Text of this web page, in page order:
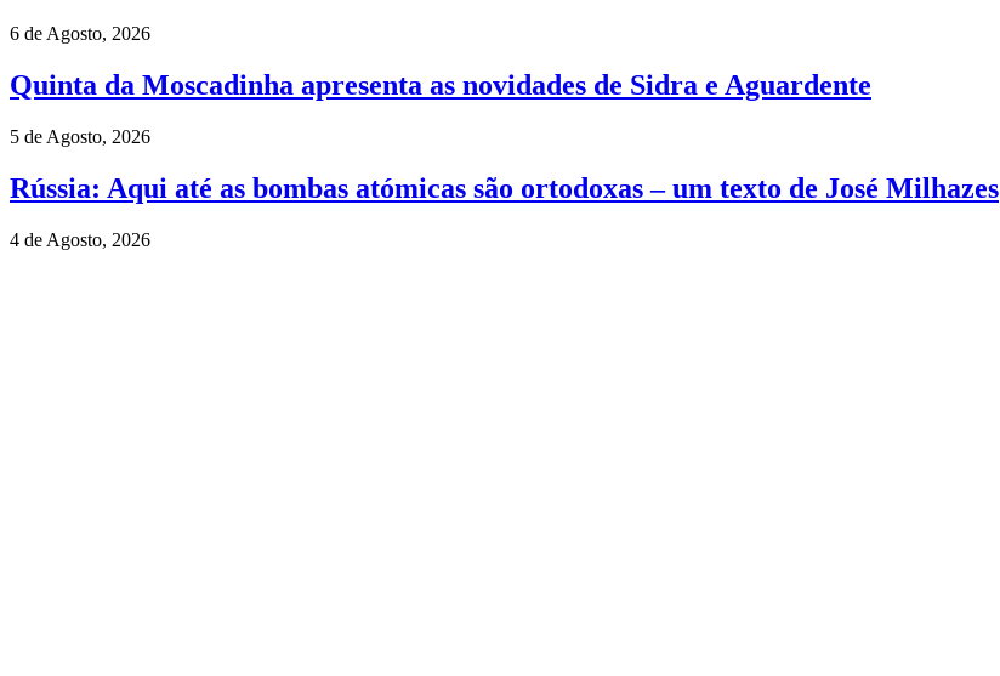
6 de Agosto, 2026
Quinta da Moscadinha apresenta as novidades de Sidra e Aguardente
5 de Agosto, 2026
Rússia: Aqui até as bombas atómicas são ortodoxas – um texto de José Milhazes
4 de Agosto, 2026